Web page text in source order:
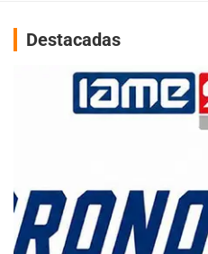
Destacadas